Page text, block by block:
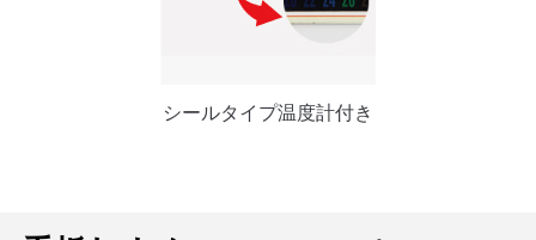
シールタイプ温度計付き